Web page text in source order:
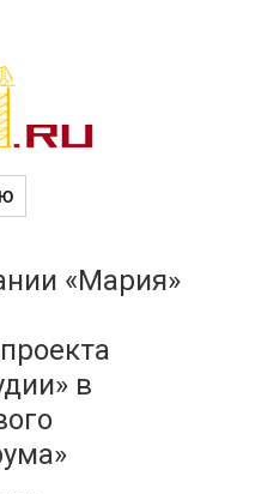
и
другие связанные со стройкой
рубрики
«Мария»
в